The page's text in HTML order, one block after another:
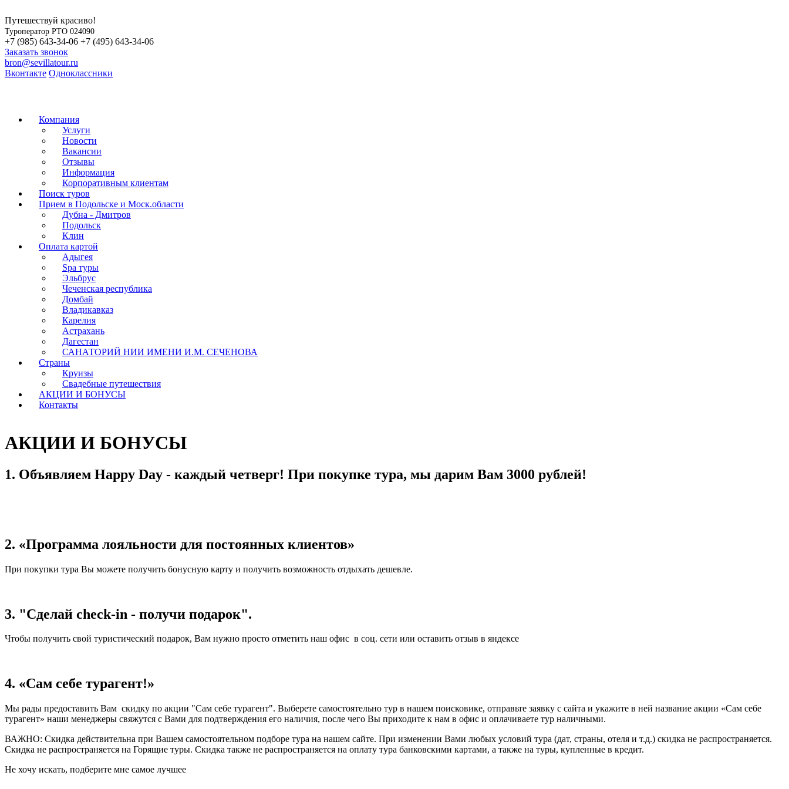
Путешествуй красиво!
Туроператор РТО 024090
+7 (985) 643-34-06 +7 (495) 643-34-06
Заказать звонок
bron@sevillatour.ru
Вконтакте Одноклассники
Компания
Услуги
Новости
Вакансии
Отзывы
Информация
Корпоративным клиентам
Поиск туров
Прием в Подольске и Моск.области
Дубна - Дмитров
Подольск
Клин
Оплата картой
Адыгея
Spa туры
Эльбрус
Чеченская республика
Домбай
Владикавказ
Карелия
Астрахань
Дагестан
САНАТОРИЙ НИИ ИМЕНИ И.М. СЕЧЕНОВА
Страны
Круизы
Свадебные путешествия
АКЦИИ И БОНУСЫ
Контакты
АКЦИИ И БОНУСЫ
1. Объявляем Happy Day - каждый четверг! При покупке тура, мы дарим Вам 3000 рублей!
2. «Программа лояльности для постоянных клиентов»
При покупки тура Вы можете получить бонусную карту и получить возможность отдыхать дешевле.
3. "Сделай check-in - получи подарок".
Чтобы получить свой туристический подарок, Вам нужно просто отметить наш офис в соц. сети или оставить отзыв в яндексе
4. «Сам себе турагент!»
Мы рады предоставить Вам скидку по акции "Сам себе турагент". Выберете самостоятельно тур в нашем поисковике, отправьте заявку с сайта и укажите в ней название акции «Сам себе
турагент» наши менеджеры свяжутся с Вами для подтверждения его наличия, после чего Вы приходите к нам в офис и оплачиваете тур наличными.
ВАЖНО: Скидка действительна при Вашем самостоятельном подборе тура на нашем сайте. При изменении Вами любых условий тура (дат, страны, отеля и т.д.) скидка не распространяется.
Скидка не распространяется на Горящие туры. Скидка также не распространяется на оплату тура банковскими картами, а также на туры, купленные в кредит.
Не хочу искать, подберите мне самое лучшее